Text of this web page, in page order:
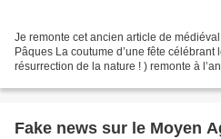
Je remonte cet ancien article de
Pâques La coutume d’une fête
résurrection de la nature ! ) remonte à
Fake news sur le Moyen